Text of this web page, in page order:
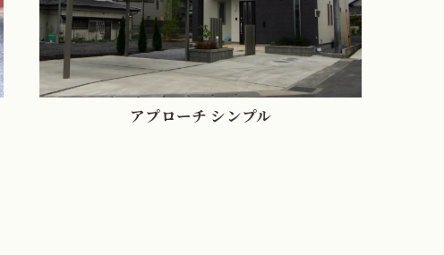
アプローチ シンプル